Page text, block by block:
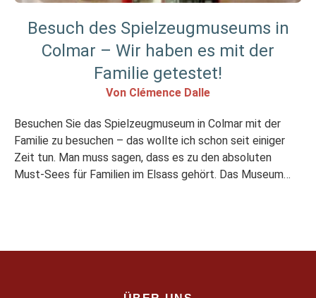
Besuch des Spielzeugmuseums in
Colmar – Wir haben es mit der
Familie getestet!
Von Clémence Dalle
Besuchen Sie das Spielzeugmuseum in Colmar mit der
Familie zu besuchen – das wollte ich schon seit einiger
Zeit tun. Man muss sagen, dass es zu den absoluten
Must-Sees für Familien im Elsass gehört. Das Museum